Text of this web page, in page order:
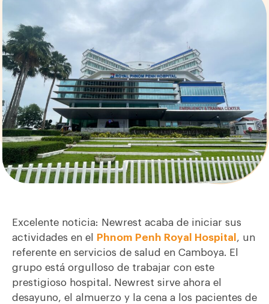
Excelente noticia: Newrest acaba de iniciar sus
actividades en el
Phnom Penh Royal Hospital , un
referente en servicios de salud en Camboya. El
grupo está orgulloso de trabajar con este
prestigioso hospital. Newrest sirve ahora el
desayuno, el almuerzo y la cena a los pacientes de